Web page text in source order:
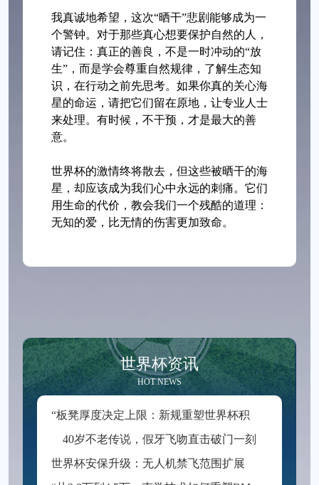
我真诚地希望，这次“晒干”悲剧能够成为一
个警钟。对于那些真心想要保护自然的人，
请记住：真正的善良，不是一时冲动的“放
生”，而是学会尊重自然规律，了解生态知
识，在行动之前先思考。如果你真的关心海
星的命运，请把它们留在原地，让专业人士
来处理。有时候，不干预，才是最大的善
意。
世界杯的激情终将散去，但这些被晒干的海
星，却应该成为我们心中永远的刺痛。它们
用生命的代价，教会我们一个残酷的道理：
无知的爱，比无情的伤害更加致命。
世界杯资讯
HOT NEWS
40岁不老传说，假牙飞吻直击破门一刻